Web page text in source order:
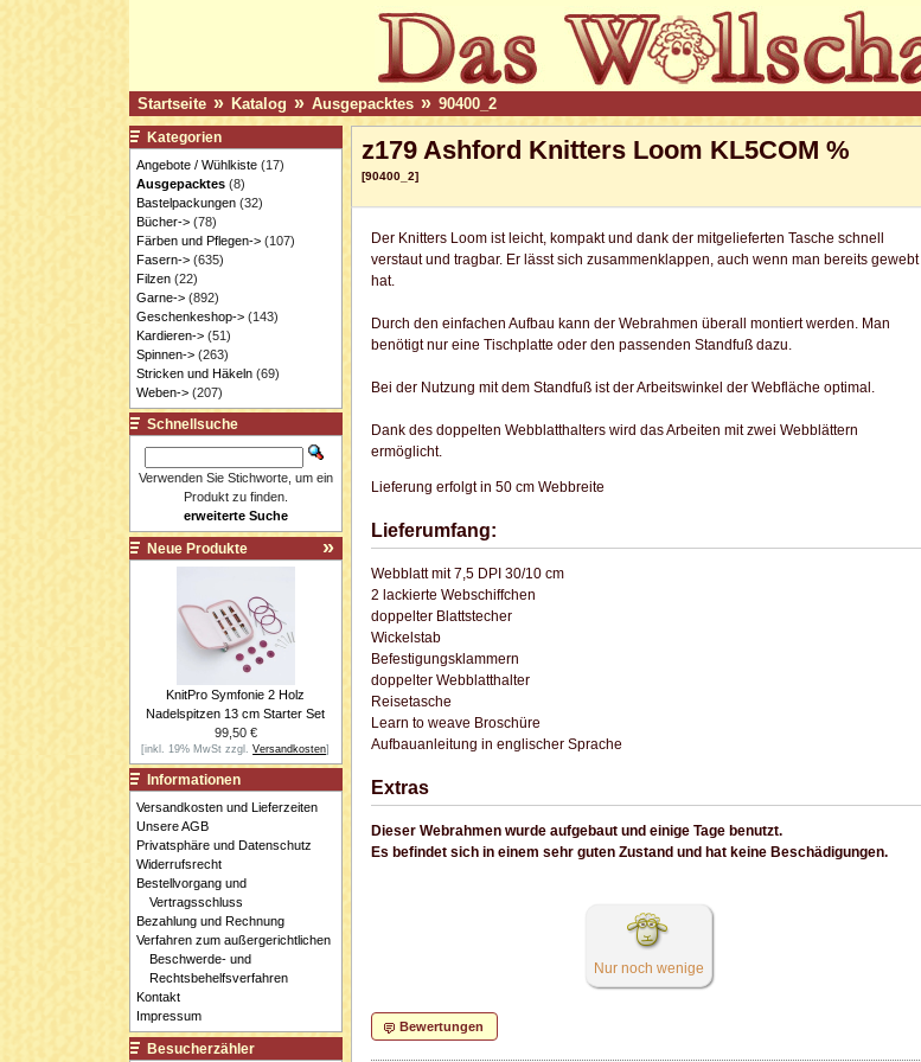
Startseite » Katalog » Ausgepacktes » 90400_2
z179 Ashford Knitters Loom KL5COM %
[90400_2]
Der Knitters Loom ist leicht, kompakt und dank der mitgelieferten Tasche schnell
verstaut und tragbar. Er lässt sich zusammenklappen, auch wenn man bereits gewebt
hat.
Durch den einfachen Aufbau kann der Webrahmen überall montiert werden. Man
benötigt nur eine Tischplatte oder den passenden Standfuß dazu.
Bei der Nutzung mit dem Standfuß ist der Arbeitswinkel der Webfläche optimal.
Dank des doppelten Webblatthalters wird das Arbeiten mit zwei Webblättern
ermöglicht.
Lieferung erfolgt in 50 cm Webbreite
Lieferumfang:
Webblatt mit 7,5 DPI 30/10 cm
2 lackierte Webschiffchen
doppelter Blattstecher
Wickelstab
Befestigungsklammern
doppelter Webblatthalter
Reisetasche
Learn to weave Broschüre
Aufbauanleitung in englischer Sprache
Extras
Dieser Webrahmen wurde aufgebaut und einige Tage benutzt.
Es befindet sich in einem sehr guten Zustand und hat keine Beschädigungen.
Nur noch wenige
Bewertungen
Kategorien
Angebote / Wühlkiste(17)
Ausgepacktes(8)
Bastelpackungen(32)
Bücher->(78)
Färben und Pflegen->(107)
Fasern->(635)
Filzen(22)
Garne->(892)
Geschenkeshop->(143)
Kardieren->(51)
Spinnen->(263)
Stricken und Häkeln(69)
Weben->(207)
Schnellsuche
Verwenden Sie Stichworte, um ein
Produkt zu finden.
erweiterte Suche
Neue Produkte
KnitPro Symfonie 2 Holz
Nadelspitzen 13 cm Starter Set
99,50 €
[inkl. 19% MwSt zzgl.Versandkosten]
Informationen
Versandkosten und Lieferzeiten
Unsere AGB
Privatsphäre und Datenschutz
Widerrufsrecht
Bestellvorgang und
Vertragsschluss
Bezahlung und Rechnung
Verfahren zum außergerichtlichen
Beschwerde- und
Rechtsbehelfsverfahren
Kontakt
Impressum
Besucherzähler